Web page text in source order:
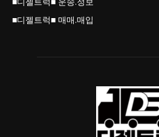
■디젤트럭■ 매매.매입